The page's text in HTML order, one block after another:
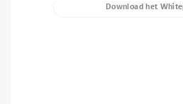
Download het